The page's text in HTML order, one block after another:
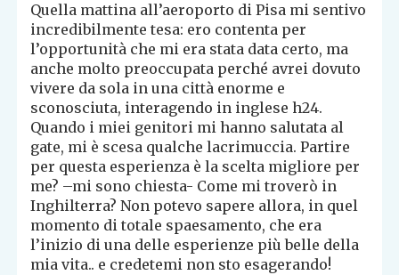
Quella mattina all’aeroporto di Pisa mi sentivo
incredibilmente tesa: ero contenta per
l’opportunità che mi era stata data certo, ma
anche molto preoccupata perché avrei dovuto
vivere da sola in una città enorme e
sconosciuta, interagendo in inglese h24.
Quando i miei genitori mi hanno salutata al
gate, mi è scesa qualche lacrimuccia. Partire
per questa esperienza è la scelta migliore per
me? –mi sono chiesta- Come mi troverò in
Inghilterra? Non potevo sapere allora, in quel
momento di totale spaesamento, che era
l’inizio di una delle esperienze più belle della
mia vita.. e credetemi non sto esagerando!